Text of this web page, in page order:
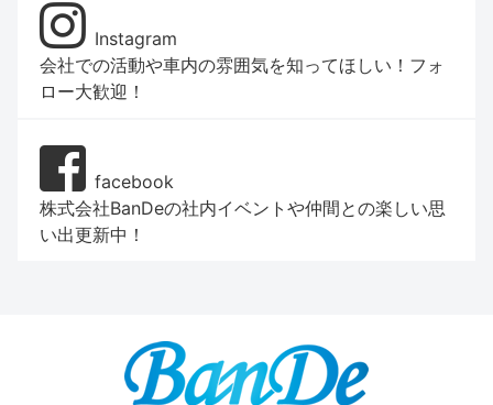
Instagram
会社での活動や車内の雰囲気を知ってほしい！フォ
ロー大歓迎！
facebook
株式会社BanDeの社内イベントや仲間との楽しい思
い出更新中！